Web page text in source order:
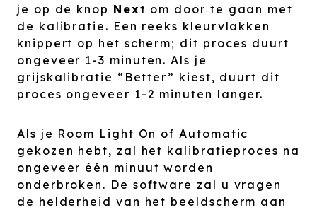
je op de knop Next om door te gaan met
de kalibratie. Een reeks kleurvlakken
knippert op het scherm; dit proces duurt
ongeveer 1-3 minuten. Als je
grijskalibratie “Better” kiest, duurt dit
proces ongeveer 1-2 minuten langer.
Als je Room Light On of Automatic
gekozen hebt, zal het kalibratieproces na
ongeveer één minuut worden
onderbroken. De software zal u vragen
de helderheid van het beeldscherm aan